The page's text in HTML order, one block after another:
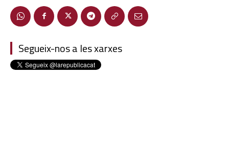
Segueix-nos a les xarxes